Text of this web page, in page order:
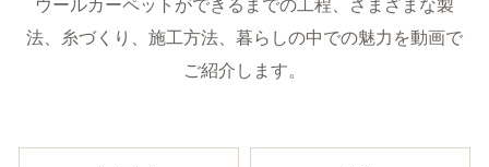
ウールカーペットができるまでの工程、さまざまな製
法、糸づくり、施工方法、暮らしの中での魅力を動画で
ご紹介します。